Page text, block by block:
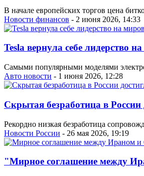
В начале европейских торгов цена
Новости финансов - 2 июня 2026, 14:33
Tesla вернула себе лидерство
Самыми популярными моделями
Авто новости - 1 июня 2026, 12:28
Скрытая безработица в России
Рекордно низкая безработица
Новости России - 26 мая 2026, 19:19
"Мирное соглашение между